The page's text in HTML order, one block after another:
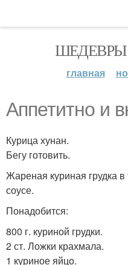
главная
Аппетитно и
Курица хунан.
Бегу готовить.
Жареная куриная грудка
соусе.
Понадобится:
800 г. куриной грудки.
2 ст. Ложки крахмала.
1 куриное яйцо.